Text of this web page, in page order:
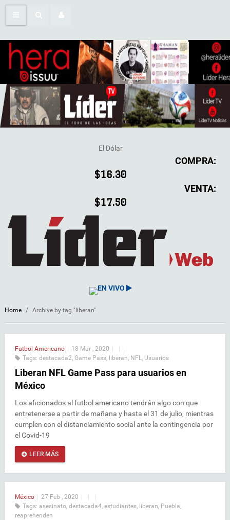
El Dólar
COMPRA:
$16.30
VENTA:
$17.50
EN VIVO
Home / Archive by tag "liberan"
Futbol Americano 18 Mar , 2020
Tags: destacada2, Game Pass, liberan, NFL, Usuarios
Liberan NFL Game Pass para usuarios en
México
Los aficionados al futbol americano tendrán algo con que
entretenerse a partir de mañana y hasta el 31 de julio, mientras
cumplen con el distanciamiento social ante la contingencia por
el Covid-19
LEER MÁS
México 27 Feb , 2020
Tags: asesinato, destacada4, estudiantes, liberan, Puebla,
reaprehenden